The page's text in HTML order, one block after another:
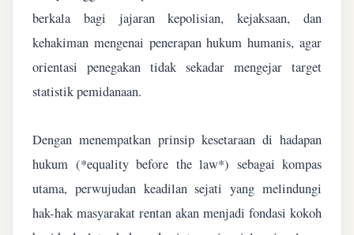
berkala bagi jajaran kepolisian, kejaksaan, dan
kehakiman mengenai penerapan hukum humanis, agar
orientasi penegakan tidak sekadar mengejar target
statistik pemidanaan.
Dengan menempatkan prinsip kesetaraan di hadapan
hukum (*equality before the law*) sebagai kompas
utama, perwujudan keadilan sejati yang melindungi
hak-hak masyarakat rentan akan menjadi fondasi kokoh